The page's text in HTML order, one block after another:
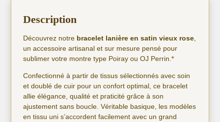
Description
Découvrez notre bracelet lanière en satin vieux rose
un accessoire artisanal et sur mesure pensé pour
sublimer votre montre type Poiray ou OJ Perrin.*
Confectionné à partir de tissus sélectionnés avec soin
et doublé de cuir pour un confort optimal, ce bracelet
allie élégance, qualité et praticité grâce à son
ajustement sans boucle. Véritable basique, les modèles
en tissu uni s’accordent facilement avec un grand